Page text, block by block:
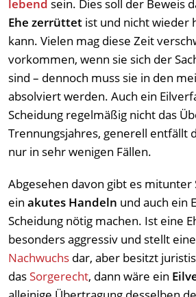
lebend sein. Dies soll der Beweis
Ehe zerrüttet ist und nicht wieder
kann. Vielen mag diese Zeit
vorkommen, wenn sie sich der
sind – dennoch muss sie in den
absolviert werden. Auch ein
Scheidung regelmäßig nicht das
Trennungsjahres, generell entfällt
nur in sehr wenigen Fällen.
Abgesehen davon gibt es mitunter
ein akutes Handeln und auch ein
Scheidung nötig machen. Ist eine
besonders aggressiv und stellt
Nachwuchs dar, aber besitzt
dasSorgerecht, dann wäre ein